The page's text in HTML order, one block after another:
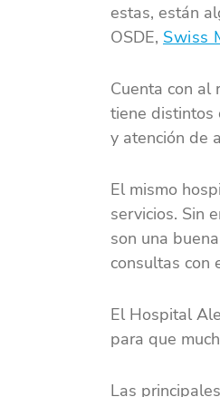
estas, están
OSDE, Swiss
Cuenta con al
tiene distintos
y atención de
El mismo
servicios. Sin
son una
consultas con
El Hospital
para que
Las